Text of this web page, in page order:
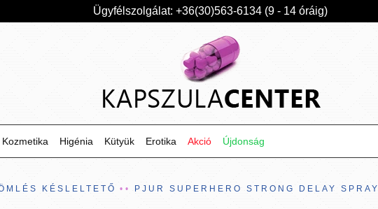
Ügyfélszolgálat: +36(30)563-6134 (9 - 14 óráig)
Kozmetika Higénia Kütyük Erotika Akció Újdonság
KÉSLELTETŐ PJUR SUPERHERO STRONG DELAY SPRAY